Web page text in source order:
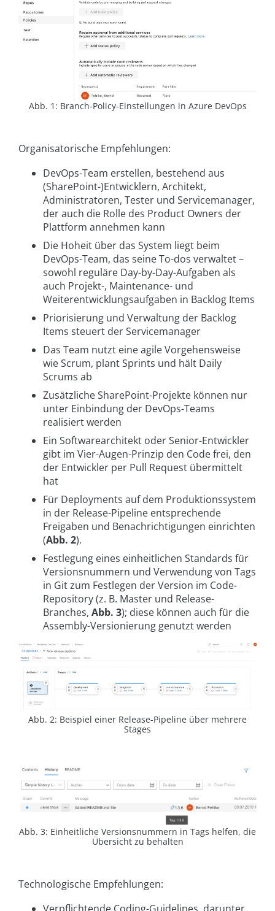
Abb. 1: Branch-Policy-Einstellungen in Azure DevOps
Organisatorische Empfehlungen:
DevOps-Team erstellen, bestehend aus
(SharePoint-)Entwicklern, Architekt,
Administratoren, Tester und Servicemanager,
der auch die Rolle des Product Owners der
Plattform annehmen kann
Die Hoheit über das System liegt beim
DevOps-Team, das seine To-dos verwaltet –
sowohl reguläre Day-by-Day-Aufgaben als
auch Projekt-, Maintenance- und
Weiterentwicklungsaufgaben in Backlog Items
Priorisierung und Verwaltung der Backlog
Items steuert der Servicemanager
Das Team nutzt eine agile Vorgehensweise
wie Scrum, plant Sprints und hält Daily
Scrums ab
Zusätzliche SharePoint-Projekte können nur
unter Einbindung der DevOps-Teams
realisiert werden
Ein Softwarearchitekt oder Senior-Entwickler
gibt im Vier-Augen-Prinzip den Code frei, den
der Entwickler per Pull Request übermittelt
hat
Für Deployments auf dem Produktionssystem
in der Release-Pipeline entsprechende
Freigaben und Benachrichtigungen einrichten
(Abb. 2).
Festlegung eines einheitlichen Standards für
Versionsnummern und Verwendung von Tags
in Git zum Festlegen der Version im Code-
Repository (z. B. Master und Release-
Branches, Abb. 3); diese können auch für die
Assembly-Versionierung genutzt werden
Abb. 2: Beispiel einer Release-Pipeline über mehrere
Stages
Abb. 3: Einheitliche Versionsnummern in Tags helfen, die
Übersicht zu behalten
Technologische Empfehlungen: